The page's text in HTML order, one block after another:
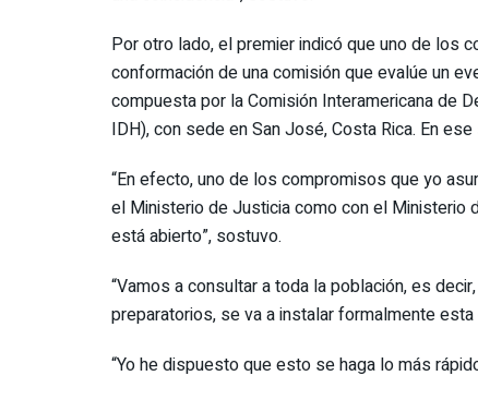
Por otro lado, el premier indicó que uno de los
conformación de una comisión que evalúe un
compuesta por la Comisión Interamericana de
IDH), con sede en San José, Costa Rica. En
“En efecto, uno de los compromisos que yo
el Ministerio de Justicia como con el Ministerio
está abierto”, sostuvo.
“Vamos a consultar a toda la población, es
preparatorios, se va a instalar formalmente
“Yo he dispuesto que esto se haga lo más